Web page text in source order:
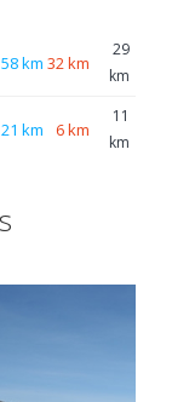
58 km 32 km
29
km
21 km 6 km
11
km